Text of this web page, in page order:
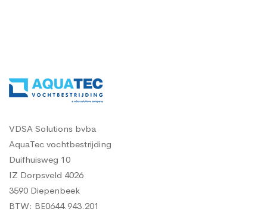
VDSA Solutions bvba
AquaTec vochtbestrijding
Duifhuisweg 10
IZ Dorpsveld 4026
3590 Diepenbeek
BTW: BE0644.943.201